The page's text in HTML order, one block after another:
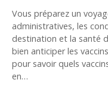
Vous préparez un
administratives, les
destination et la santé
bien anticiper les
pour savoir quels
en…